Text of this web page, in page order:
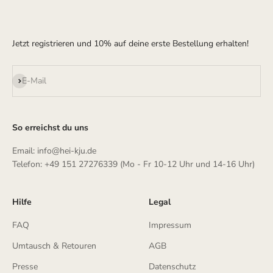
Jetzt registrieren und 10% auf deine erste Bestellung erhalten!
E-Mail
Abonnieren
So erreichst du uns
Email: info@hei-kju.de
Telefon: +49 151 27276339 (Mo - Fr 10-12 Uhr und 14-16 Uhr)
Hilfe
FAQ
Umtausch & Retouren
Presse
Legal
Impressum
AGB
Datenschutz